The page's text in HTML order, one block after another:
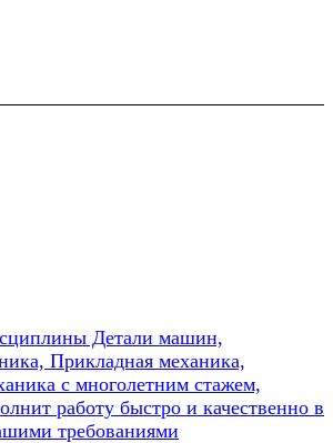
Детали машин,
Прикладная механика,
с многолетним стажем,
работу быстро и качественно в
требованиями